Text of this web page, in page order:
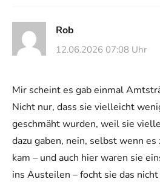
Rob
12.06.2026 07:08 Uhr
Mir scheint es gab einmal
Nicht nur, dass sie vielleicht
geschmäht wurden, weil sie
dazu gaben, nein, selbst wenn
kam – und auch hier waren sie
ins Austeilen – focht sie das